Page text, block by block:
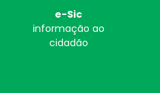
e-Sic
informação ao
cidadão